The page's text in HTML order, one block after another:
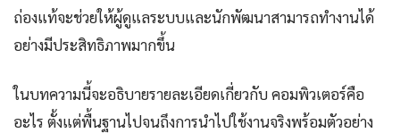
ถ่องแท้จะช่วยให้ผู้ดูแลระบบและนักพัฒนาสามารถทำงานได้
อย่างมีประสิทธิภาพมากขึ้น
ในบทความนี้จะอธิบายรายละเอียดเกี่ยวกับ คอมพิวเตอร์คือ
อะไร ตั้งแต่พื้นฐานไปจนถึงการนำไปใช้งานจริงพร้อมตัวอย่าง